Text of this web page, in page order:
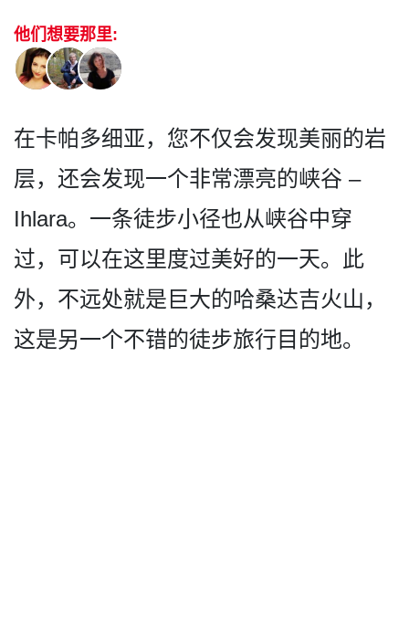
他们想要那里:
在卡帕多细亚，您不仅会发现­美丽的岩
层，还会发现一个非常漂亮的峡谷 –
Ihlara。一条徒步小径也从峡­谷中穿
过，可以在这里度过美好的一天。此
外，不远处­就是巨大的哈桑达吉火山，
这是另一个不错的徒步旅行­目的地。